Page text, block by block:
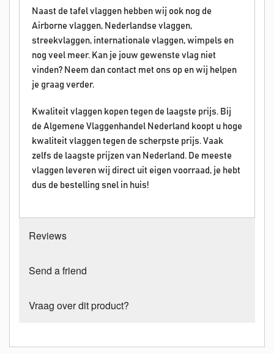
Naast de tafel vlaggen hebben wij ook nog de
Airborne vlaggen, Nederlandse vlaggen,
streekvlaggen, internationale vlaggen, wimpels en
nog veel meer. Kan je jouw gewenste vlag niet
vinden? Neem dan contact met ons op en wij helpen
je graag verder.
Kwaliteit vlaggen kopen tegen de laagste prijs. Bij
de Algemene Vlaggenhandel Nederland koopt u hoge
kwaliteit vlaggen tegen de scherpste prijs. Vaak
zelfs de laagste prijzen van Nederland. De meeste
vlaggen leveren wij direct uit eigen voorraad, je hebt
dus de bestelling snel in huis!
Reviews
Send a friend
Vraag over dit product?